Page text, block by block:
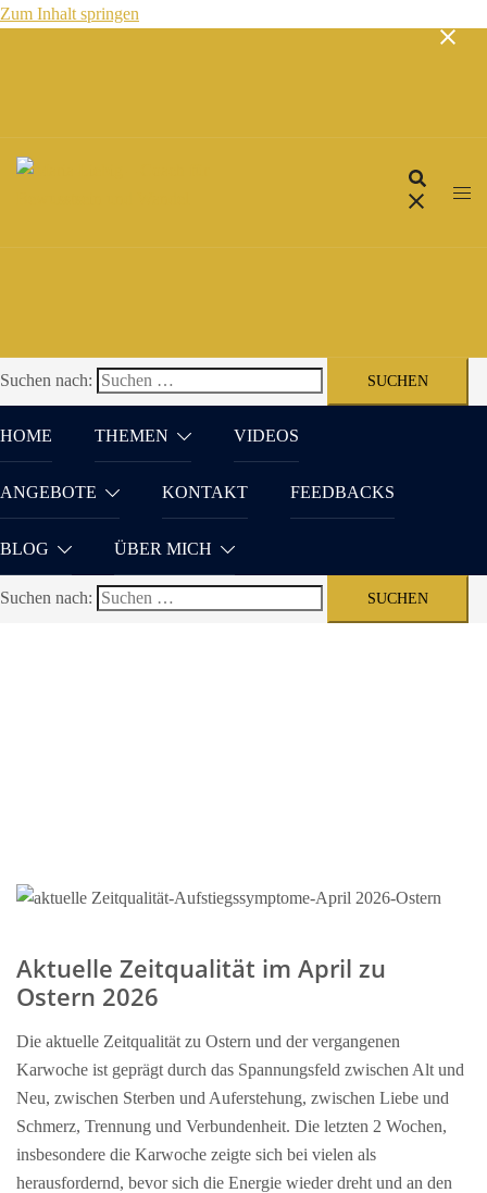
Zum Inhalt springen
Suchen nach:
HOME THEMEN VIDEOS
ANGEBOTE KONTAKT FEEDBACKS
BLOG ÜBER MICH
Suchen nach:
Aktuelle Zeitqualität im April zu
Ostern 2026
Die aktuelle Zeitqualität zu Ostern und der vergangenen
Karwoche ist geprägt durch das Spannungsfeld zwischen Alt und
Neu, zwischen Sterben und Auferstehung, zwischen Liebe und
Schmerz, Trennung und Verbundenheit. Die letzten 2 Wochen,
insbesondere die Karwoche zeigte sich bei vielen als
herausfordernd, bevor sich die Energie wieder dreht und an den